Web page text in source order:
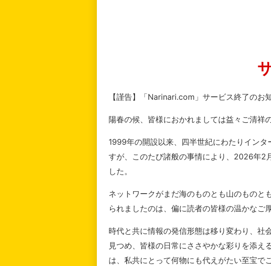
【謹告】「Narinari.com」サービス終了のお
陽春の候、皆様におかれましては益々ご清祥
1999年の開設以来、四半世紀にわたりイン
すが、このたび諸般の事情により、2026年2
した。
ネットワークがまだ海のものとも山のものと
られましたのは、偏に読者の皆様の温かなご
時代と共に情報の発信形態は移り変わり、社
見つめ、皆様の日常にささやかな彩りを添
は、私共にとって何物にも代えがたい至宝で